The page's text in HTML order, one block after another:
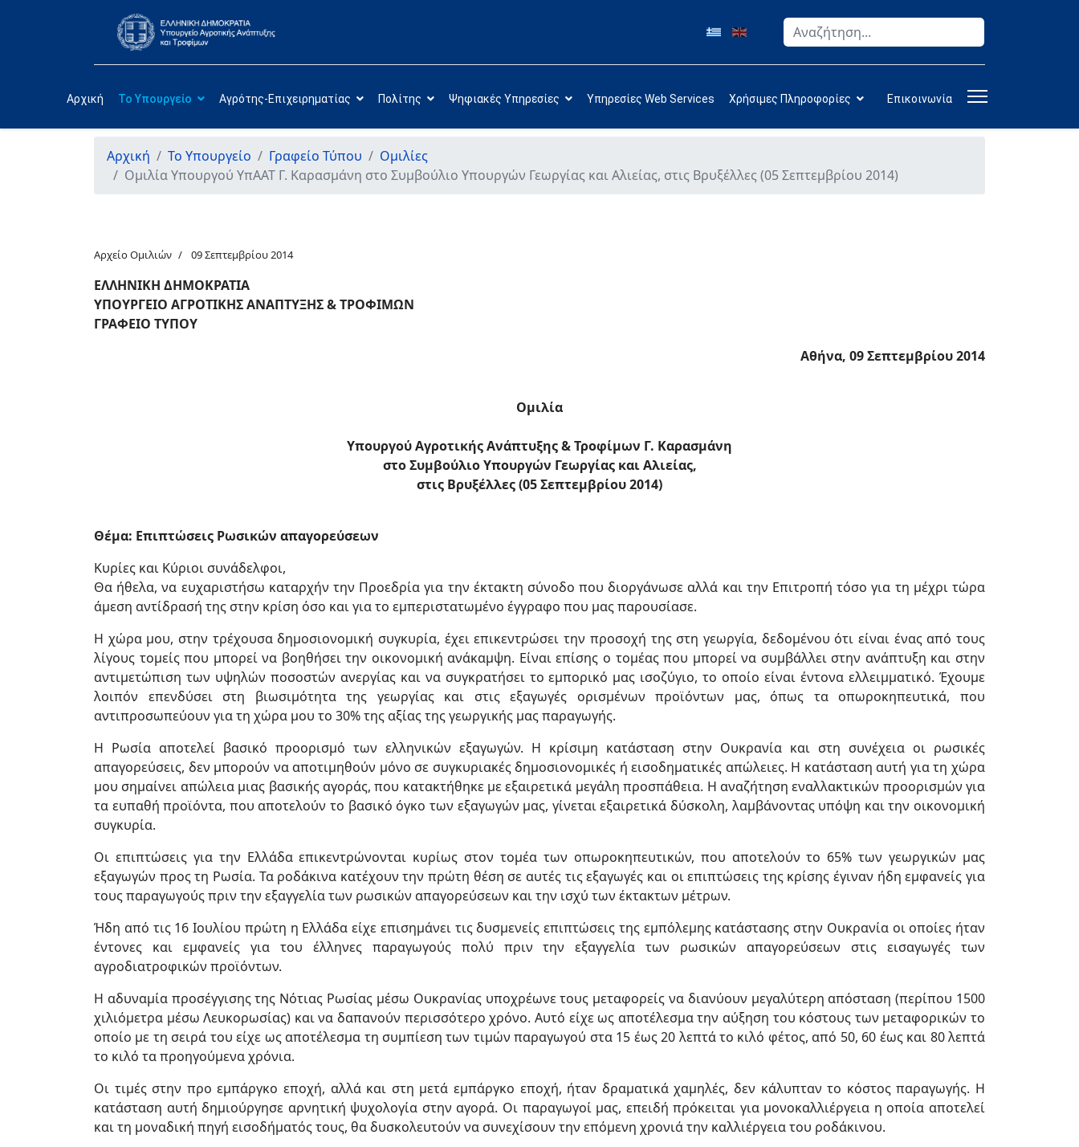
Αναζήτηση
Αρχική Το Υπουργείο Αγρότης-Επιχειρηματίας Πολίτης Ψηφιακές Υπηρεσίες Υπηρεσίες Web Services Χρήσιμες Πληροφορίες Επικοινωνία
Αρχική Το Υπουργείο Γραφείο Τύπου
Ομιλίες
Ομιλία Υπουργού ΥπΑΑΤ Γ. Καρασμάνη στο Συμβούλιο Υπουργών Γεωργίας και Αλιείας, στις Βρυξέλλες (05 Σεπτεμβρίου 2014)
Αρχείο Ομιλιών 09 Σεπτεμβρίου 2014
ΕΛΛΗΝΙΚΗ ΔΗΜΟΚΡΑΤΙΑ
ΥΠΟΥΡΓΕΙΟ ΑΓΡΟΤΙΚΗΣ ΑΝΑΠΤΥΞΗΣ & ΤΡΟΦΙΜΩΝ
ΓΡΑΦΕΙΟ ΤΥΠΟΥ
Αθήνα, 09 Σεπτεμβρίου 2014
Ομιλία
Υπουργού Αγροτικής Ανάπτυξης & Τροφίμων Γ. Καρασμάνη
στο Συμβούλιο Υπουργών Γεωργίας και Αλιείας,
στις Βρυξέλλες (05 Σεπτεμβρίου 2014)
Θέμα: Επιπτώσεις Ρωσικών απαγορεύσεων
Κυρίες και Κύριοι συνάδελφοι,
Θα ήθελα, να ευχαριστήσω καταρχήν την Προεδρία για την έκτακτη σύνοδο που διοργάνωσε αλλά και την Επιτροπή τόσο για τη μέχρι τώρα
άμεση αντίδρασή της στην κρίση όσο και για το εμπεριστατωμένο έγγραφο που μας παρουσίασε.
Η χώρα μου, στην τρέχουσα δημοσιονομική συγκυρία, έχει επικεντρώσει την προσοχή της στη γεωργία, δεδομένου ότι είναι ένας από τους
λίγους τομείς που μπορεί να βοηθήσει την οικονομική ανάκαμψη. Είναι επίσης ο τομέας που μπορεί να συμβάλλει στην ανάπτυξη και στην
αντιμετώπιση των υψηλών ποσοστών ανεργίας και να συγκρατήσει το εμπορικό μας ισοζύγιο, το οποίο είναι έντονα ελλειμματικό. Έχουμε
λοιπόν επενδύσει στη βιωσιμότητα της γεωργίας και στις εξαγωγές ορισμένων προϊόντων μας, όπως τα οπωροκηπευτικά, που
αντιπροσωπεύουν για τη χώρα μου το 30% της αξίας της γεωργικής μας παραγωγής.
Η Ρωσία αποτελεί βασικό προορισμό των ελληνικών εξαγωγών. Η κρίσιμη κατάσταση στην Ουκρανία και στη συνέχεια οι ρωσικές
απαγορεύσεις, δεν μπορούν να αποτιμηθούν μόνο σε συγκυριακές δημοσιονομικές ή εισοδηματικές απώλειες. Η κατάσταση αυτή για τη χώρα
μου σημαίνει απώλεια μιας βασικής αγοράς, που κατακτήθηκε με εξαιρετικά μεγάλη προσπάθεια. Η αναζήτηση εναλλακτικών προορισμών για
τα ευπαθή προϊόντα, που αποτελούν το βασικό όγκο των εξαγωγών μας, γίνεται εξαιρετικά δύσκολη, λαμβάνοντας υπόψη και την οικονομική
συγκυρία.
Οι επιπτώσεις για την Ελλάδα επικεντρώνονται κυρίως στον τομέα των οπωροκηπευτικών, που αποτελούν το 65% των γεωργικών μας
εξαγωγών προς τη Ρωσία. Τα ροδάκινα κατέχουν την πρώτη θέση σε αυτές τις εξαγωγές και οι επιπτώσεις της κρίσης έγιναν ήδη εμφανείς για
τους παραγωγούς πριν την εξαγγελία των ρωσικών απαγορεύσεων και την ισχύ των έκτακτων μέτρων.
Ήδη από τις 16 Ιουλίου πρώτη η Ελλάδα είχε επισημάνει τις δυσμενείς επιπτώσεις της εμπόλεμης κατάστασης στην Ουκρανία οι οποίες ήταν
έντονες και εμφανείς για του έλληνες παραγωγούς πολύ πριν την εξαγγελία των ρωσικών απαγορεύσεων στις εισαγωγές των
αγροδιατροφικών προϊόντων.
Η αδυναμία προσέγγισης της Νότιας Ρωσίας μέσω Ουκρανίας υποχρέωνε τους μεταφορείς να διανύουν μεγαλύτερη απόσταση (περίπου 1500
χιλιόμετρα μέσω Λευκορωσίας) και να δαπανούν περισσότερο χρόνο. Αυτό είχε ως αποτέλεσμα την αύξηση του κόστους των μεταφορικών το
οποίο με τη σειρά του είχε ως αποτέλεσμα τη συμπίεση των τιμών παραγωγού στα 15 έως 20 λεπτά το κιλό φέτος, από 50, 60 έως και 80 λεπτά
το κιλό τα προηγούμενα χρόνια.
Οι τιμές στην προ εμπάργκο εποχή, αλλά και στη μετά εμπάργκο εποχή, ήταν δραματικά χαμηλές, δεν κάλυπταν το κόστος παραγωγής. Η
κατάσταση αυτή δημιούργησε αρνητική ψυχολογία στην αγορά. Οι παραγωγοί μας, επειδή πρόκειται για μονοκαλλιέργεια η οποία αποτελεί
και τη μοναδική πηγή εισοδήματός τους, θα δυσκολευτούν να συνεχίσουν την επόμενη χρονιά την καλλιέργεια του ροδάκινου.